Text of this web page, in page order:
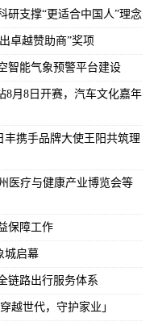
研支撑“更适合中国人”理念
卓越赞助商”奖项
智能气象预警平台建设
8月8日开赛，汽车文化嘉年
携手品牌大使王阳共筑理
医疗与健康产业博览会等
保障工作
城启幕
链路出行服务体系
越世代，守护家业」